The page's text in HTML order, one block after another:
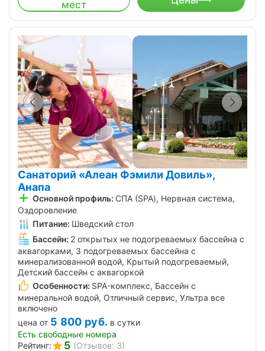
мест
Санаторий «Алеан Фэмили Довиль»,
Анапа
Основной профиль: СПА (SPA), Нервная система,
Оздоровление
Питание: Шведский стол
Бассейн: 2 открытых не подогреваемых бассейна с
аквагорками, 3 подогреваемых бассейна с
минерализованной водой, Крытый подогреваемый,
Детский бассейн с аквагоркой
Особенности: SPA-комплекс, Бассейн с
минеральной водой, Отличный сервис, Ультра все
включено
цена от 5 800 руб. в сутки
Есть свободные номера
Рейтинг:
5 (Отзывов: 3)